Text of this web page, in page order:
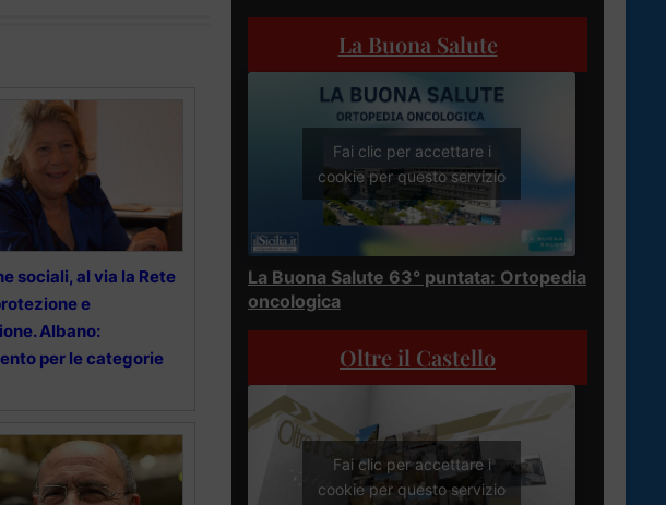
sociali, al via la Rete
e
Albano:
per le categorie
La Buona Salute
Fai clic per accettare i
cookie per questo servizio
La Buona Salute 63° puntata: Ortopedia
oncologica
Oltre il Castello
Fai clic per accettare i
cookie per questo servizio